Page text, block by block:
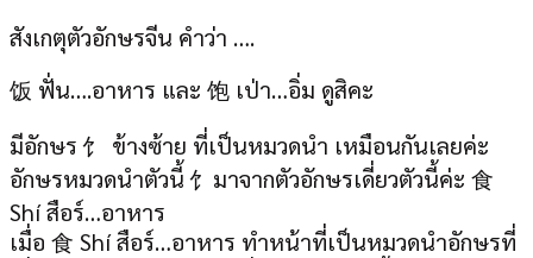
สังเกตุตัวอักษรจีน คำว่า ….
饭 ฟั่น….อาหาร และ 饱 เป่า…อิ่ม ดูสิคะ
มีอักษร 饣 ข้างซ้าย ที่เป็นหมวดนำ เหมือนกันเลยค่ะ
อักษรหมวดนำตัวนี้ 饣มาจากตัวอักษรเดี่ยวตัวนี้ค่ะ 食
Shí สือร์…อาหาร
เมื่อ 食 Shí สือร์…อาหาร ทำหน้าที่เป็นหมวดนำอักษรที่